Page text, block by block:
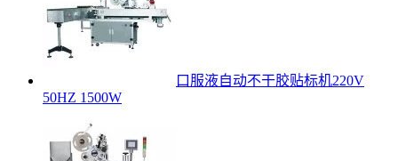
口服液自动不干胶贴标机220V
50HZ 1500W